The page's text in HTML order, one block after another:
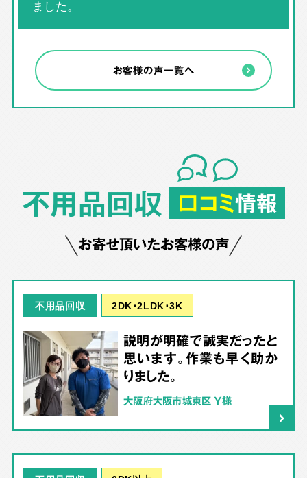
ました。
お客様の声一覧へ
不用品回収 口コミ情報
お寄せ頂いたお客様の声
不用品回収 2DK･2LDK･3K
説明が明確で誠実だったと
思います。作業も早く助か
りました。
大阪府大阪市城東区 Y様